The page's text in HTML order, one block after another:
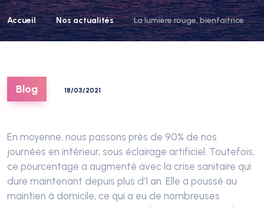
Accueil Nos actualités La lumière rouge, bienfaitrice
Blog 18/03/2021
En moyenne, nous passons près de 90% de nos
journées en intérieur, sous éclairage artificiel . Toutefois,
ce pourcentage a augmenté avec la crise sanitaire qui
dure maintenant depuis plus d’1 an. Elle a poussé au
maintien à domicile, ce qui a eu de nombreuses